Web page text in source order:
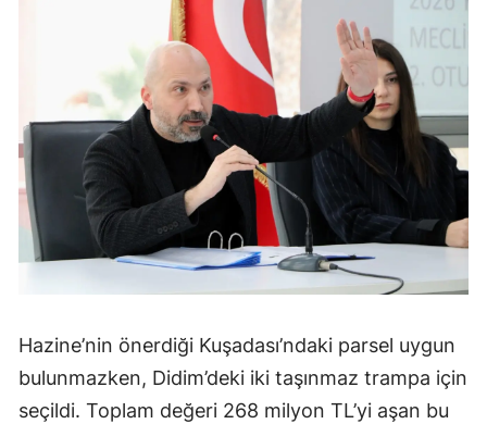
Hazine’nin önerdiği Kuşadası’ndaki parsel uygun
bulunmazken, Didim’deki iki taşınmaz trampa için
seçildi. Toplam değeri 268 milyon TL’yi aşan bu